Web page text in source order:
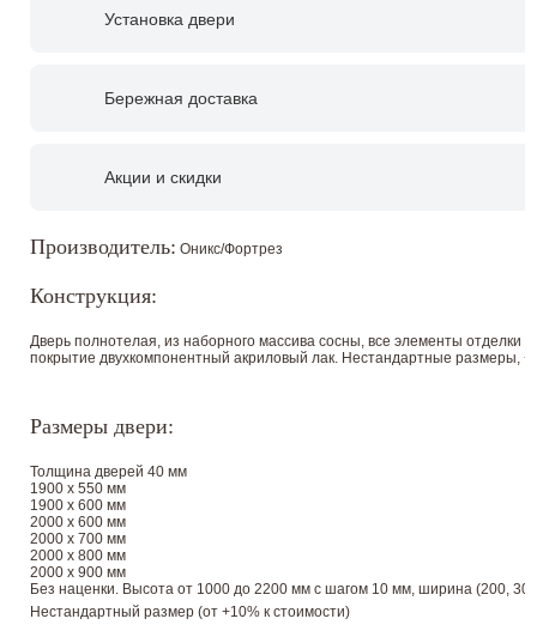
Установка двери
Бережная доставка
Акции и скидки
Производитель: Оникс/Фортрез
Конструкция:
Дверь полнотелая, из наборного массива сосны, все элементы отделки
покрытие двухкомпонентный акриловый лак. Нестандартные размеры,
Размеры двери:
Толщина дверей 40 мм
1900 х 550 мм
1900 х 600 мм
2000 х 600 мм
2000 х 700 мм
2000 х 800 мм
2000 х 900 мм
Без наценки. Высота от 1000 до 2200 мм с шагом 10 мм, ширина (200,
Нестандартный размер (от +10% к стоимости)